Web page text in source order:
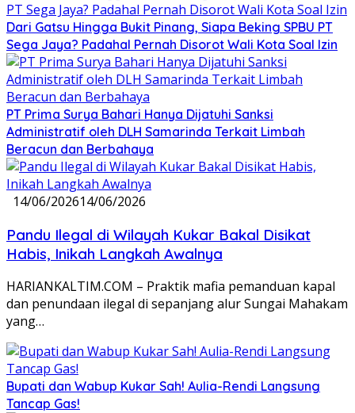
Dari Gatsu Hingga Bukit Pinang, Siapa Beking SPBU PT
Sega Jaya? Padahal Pernah Disorot Wali Kota Soal Izin
PT Prima Surya Bahari Hanya Dijatuhi Sanksi
Administratif oleh DLH Samarinda Terkait Limbah
Beracun dan Berbahaya
14/06/202614/06/2026
Pandu Ilegal di Wilayah Kukar Bakal Disikat
Habis, Inikah Langkah Awalnya
HARIANKALTIM.COM – Praktik mafia pemanduan kapal
dan penundaan ilegal di sepanjang alur Sungai Mahakam
yang…
Bupati dan Wabup Kukar Sah! Aulia-Rendi Langsung
Tancap Gas!